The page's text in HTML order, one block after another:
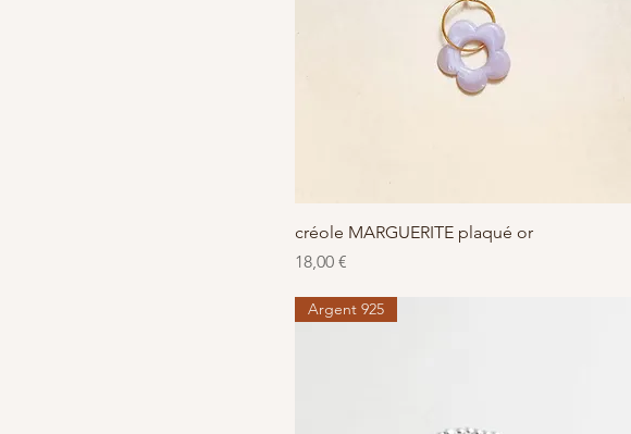
Aperçu rapide
créole MARGUERITE plaqué or
Prix
18,00 €
Argent 925